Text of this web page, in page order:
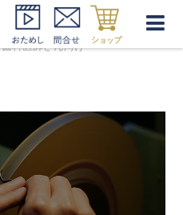
歯科医師さん向け